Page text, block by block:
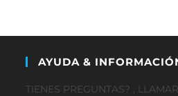
AYUDA &
TIENES PREGUNTAS? ,